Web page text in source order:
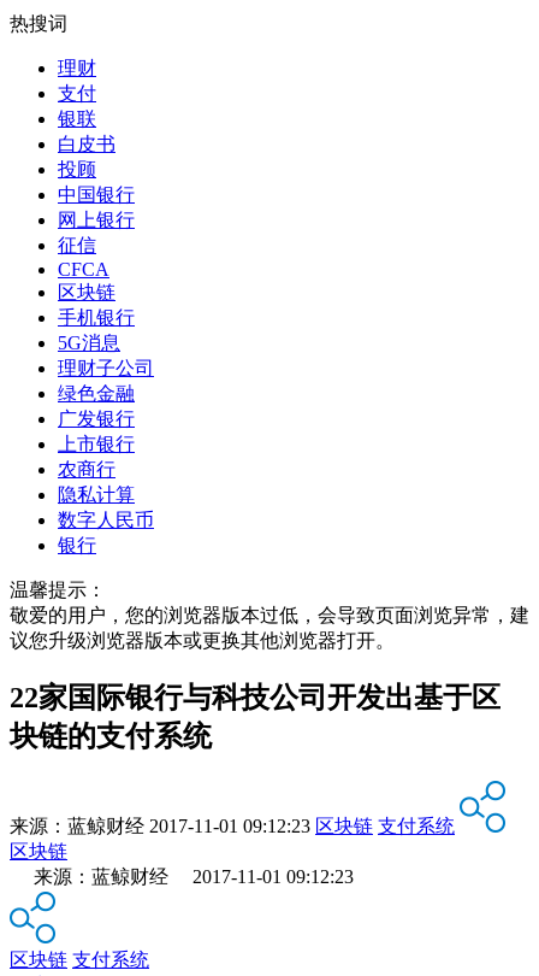
热搜词
理财
支付
银联
白皮书
投顾
中国银行
网上银行
征信
CFCA
区块链
手机银行
5G消息
理财子公司
绿色金融
广发银行
上市银行
农商行
隐私计算
数字人民币
银行
温馨提示：
敬爱的用户，您的浏览器版本过低，会导致页面浏览异常，建
议您升级浏览器版本或更换其他浏览器打开。
22家国际银行与科技公司开发出基于区
块链的支付系统
来源： 蓝鲸财经 2017-11-01 09:12:23 区块链 支付系统
区块链
来源：蓝鲸财经 2017-11-01 09:12:23
区块链 支付系统